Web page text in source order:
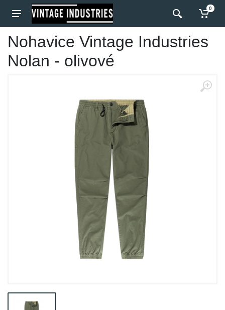
0
Nohavice Vintage Industries
Nolan - olivové